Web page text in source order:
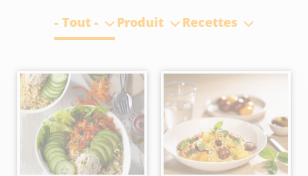
- Tout - Produit Recettes